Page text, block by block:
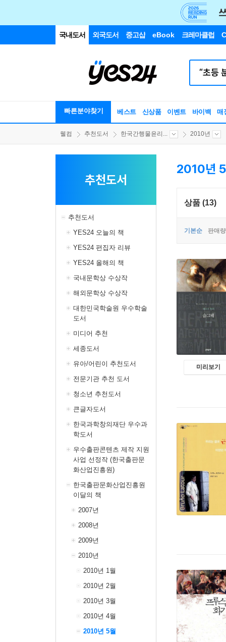
국내도서 외국도서 중고샵 eBook 크레마클럽
빠른분야찾기 베스트 신상품 이벤트 바이백 매
웰컴 추천도서 한국간행물윤리... 2010년
추천도서
추천도서
YES24 오늘의 책
YES24 편집자 리뷰
YES24 올해의 책
국내문학상 수상작
해외문학상 수상작
대한민국학술원 우수학술
도서
미디어 추천
세종도서
유아/어린이 추천도서
전문기관 추천 도서
청소년 추천도서
큰글자도서
한국과학창의재단 우수과
학도서
우수출판콘텐츠 제작 지원
사업 선정작 (한국출판문
화산업진흥원)
한국출판문화산업진흥원
이달의 책
2007년
2008년
2009년
2010년
2010년 1월
2010년 2월
2010년 3월
2010년 4월
2010년 5월
2010년
상품 (13)
기본순 판매
미리보기